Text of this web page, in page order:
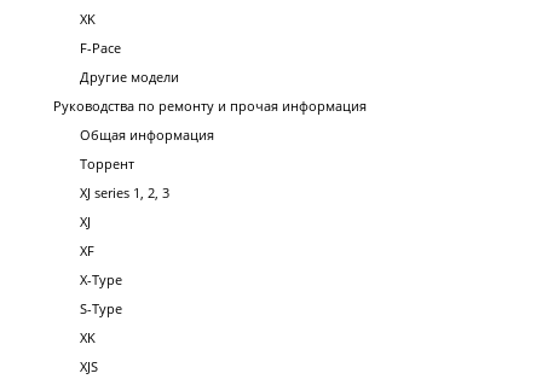
XK
F-Pace
Другие модели
Руководства по ремонту и прочая информация
Общая информация
Торрент
XJ series 1, 2, 3
XJ
XF
X-Type
S-Type
XK
XJS